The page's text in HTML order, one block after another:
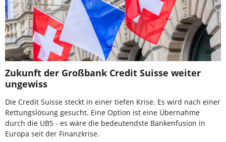
Zukunft der Großbank Credit Suisse weiter
ungewiss
Die Credit Suisse steckt in einer tiefen Krise. Es wird nach einer
Rettungslösung gesucht. Eine Option ist eine Übernahme
durch die UBS - es wäre die bedeutendste Bankenfusion in
Europa seit der Finanzkrise.